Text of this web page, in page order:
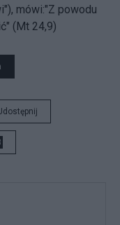
mówi:"Z powodu
(Mt 24,9)